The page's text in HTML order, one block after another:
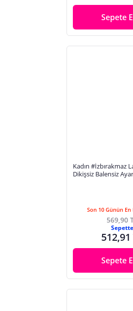
Sepete
Kadın #İzbırakmaz
Dikişsiz Balensiz
Son 10 Günün En
569,90
Sepette
512,91
Sepete